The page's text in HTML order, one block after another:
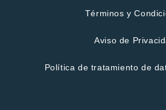
Términos y
Aviso de
Política de tratamiento de